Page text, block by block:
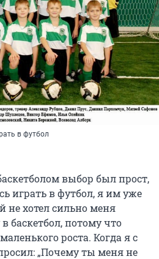
в футбол
выбор был прост,
играть в футбол, я им уже
не хотел сильно меня
баскетбол, потому что
роста. Когда я с
„Почему ты меня не